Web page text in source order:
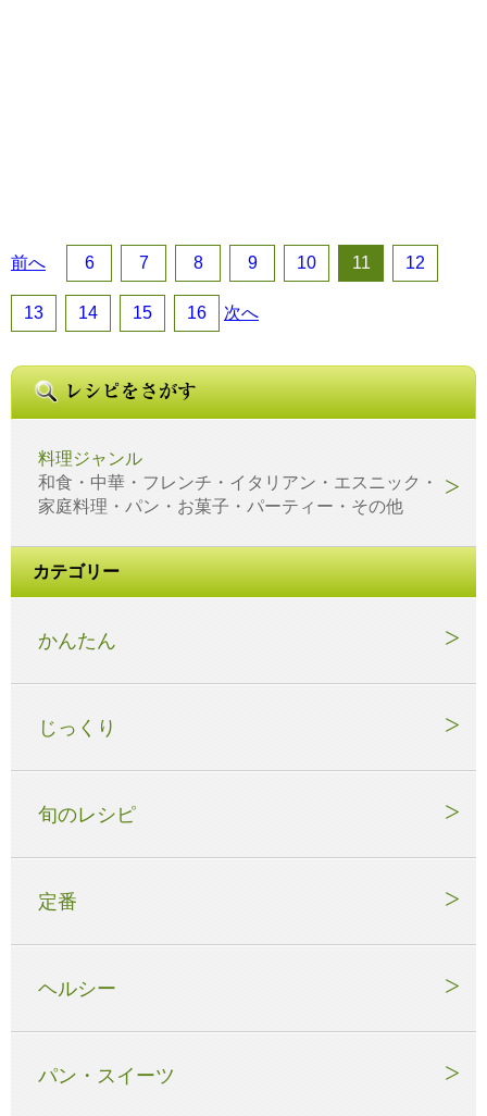
前へ 6 7 8 9 10 11 12
13 14 15 16 次へ
料理ジャンル
和食・中華・フレンチ・イタリアン・エスニック・
家庭料理・パン・お菓子・パーティー・その他
カテゴリー
かんたん
じっくり
旬のレシピ
定番
ヘルシー
パン・スイーツ